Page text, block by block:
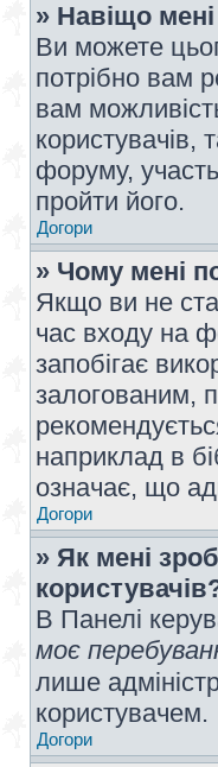
» Навіщо
Ви можете
потрібно вам
вам
користувачів,
форуму,
пройти його.
Догори
» Чому мені
Якщо ви не
час входу на
запобігає
залогованим,
наприклад в
означає, що
Догори
» Як мені
В Панелі
моє
лише
користувачем.
Догори